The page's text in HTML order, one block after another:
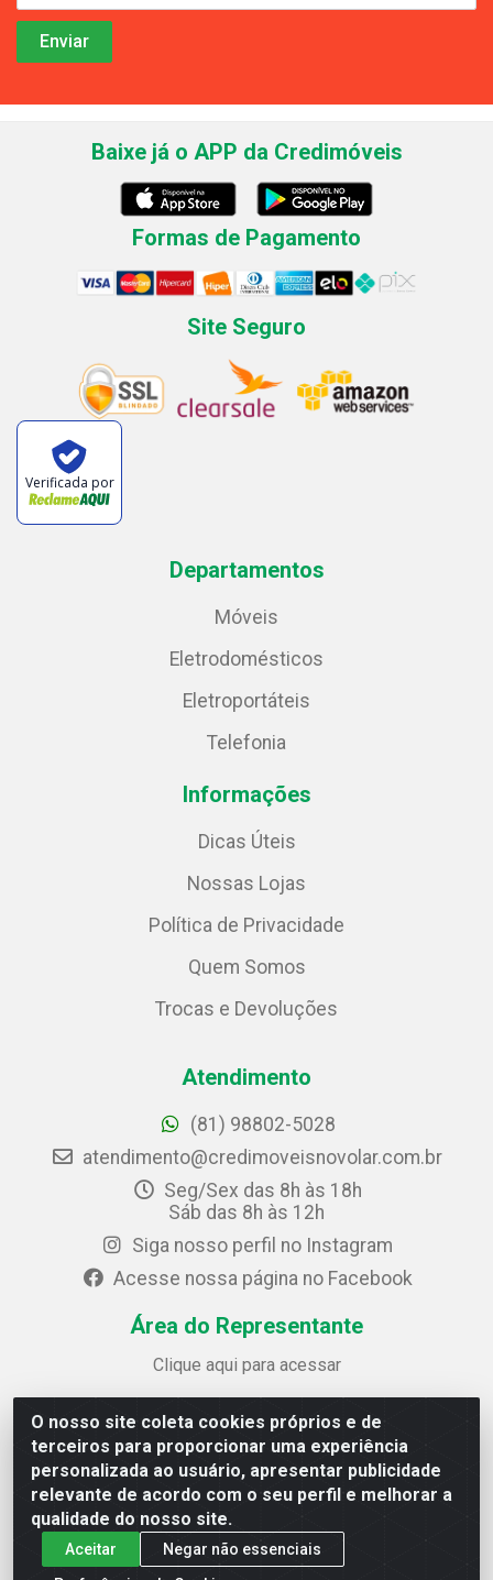
O nosso site coleta cookies próprios e de
terceiros para proporcionar uma experiência
personalizada ao usuário, apresentar publicidade
relevante de acordo com o seu perfil e melhorar a
qualidade do nosso site.
Aceitar
Negar não essenciais
Baixe já o APP da Credimóveis
Formas de Pagamento
Site Seguro
Verificada por
Departamentos
Móveis
Eletrodomésticos
Eletroportáteis
Telefonia
Informações
Dicas Úteis
Nossas Lojas
Política de Privacidade
Quem Somos
Trocas e Devoluções
Atendimento
(81) 98802-5028
atendimento@credimoveisnovolar.com.br
Seg/Sex das 8h às 18h
Sáb das 8h às 12h
Siga nosso perfil no Instagram
Acesse nossa página no Facebook
Área do Representante
Clique aqui para acessar
Credimóveis Novolar Ltda
Rua José Alves Bezerra, 430 - Prazeres - Jaboatão dos
Guararapes / PE - CEP 54.325-610
CNPJ: 09.930.165/0013-70